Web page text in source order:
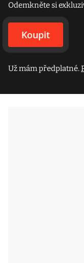
Odemkněte si
Koupit
Už mám předplatné.